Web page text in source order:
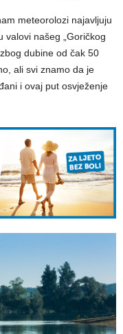
meteorolozi najavljuju
valovi našeg „Goričkog
dubine od čak 50
ali svi znamo da je
i ovaj put osvježenje